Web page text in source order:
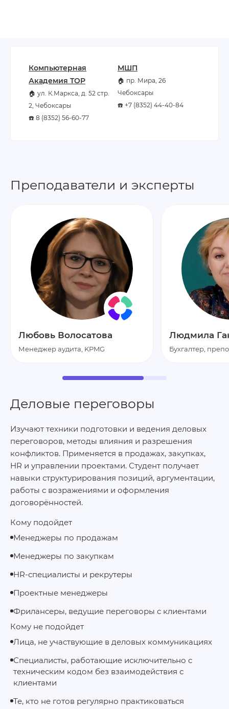
Компьютерная
Академия TOP
🏠 ул. К.Маркса, д. 52 стр.
2, Чебоксары
☎️ 8 (8352) 56-60-77
МШП
🏠 пр. Мира, 26
Чебоксары
☎️ +7 (8352) 44-40-84
Преподаватели и эксперты
Любовь Волосатова
Менеджер аудита, KPMG
Людмила
Бухгалтер,
Деловые переговоры
Изучают техники подготовки и ведения деловых
переговоров, методы влияния и разрешения
конфликтов. Применяется в продажах, закупках,
HR и управлении проектами. Студент получает
навыки структурирования позиций, аргументации,
работы с возражениями и оформления
договорённостей.
Кому подойдет
Менеджеры по продажам
Менеджеры по закупкам
HR-специалисты и рекрутеры
Проектные менеджеры
Фрилансеры, ведущие переговоры с клиентами
Кому не подойдет
Лица, не участвующие в деловых коммуникациях
Специалисты, работающие исключительно с
техническим кодом без взаимодействия с
клиентами
Те, кто не готов регулярно практиковаться